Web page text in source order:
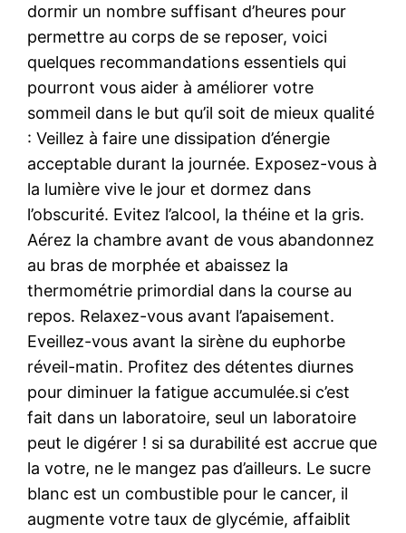
dormir un nombre suffisant d’heures pour
permettre au corps de se reposer, voici
quelques recommandations essentiels qui
pourront vous aider à améliorer votre
sommeil dans le but qu’il soit de mieux qualité
: Veillez à faire une dissipation d’énergie
acceptable durant la journée. Exposez-vous à
la lumière vive le jour et dormez dans
l’obscurité. Evitez l’alcool, la théine et la gris.
Aérez la chambre avant de vous abandonnez
au bras de morphée et abaissez la
thermométrie primordial dans la course au
repos. Relaxez-vous avant l’apaisement.
Eveillez-vous avant la sirène du euphorbe
réveil-matin. Profitez des détentes diurnes
pour diminuer la fatigue accumulée.si c’est
fait dans un laboratoire, seul un laboratoire
peut le digérer ! si sa durabilité est accrue que
la votre, ne le mangez pas d’ailleurs. Le sucre
blanc est un combustible pour le cancer, il
augmente votre taux de glycémie, affaiblit